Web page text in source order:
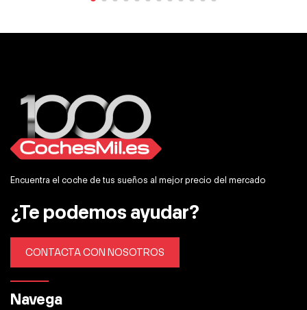
Encuentra el coche de tus sueños al mejor precio del mercado
¿Te podemos ayudar?
CONTACTA CON NOSOTROS
Navega